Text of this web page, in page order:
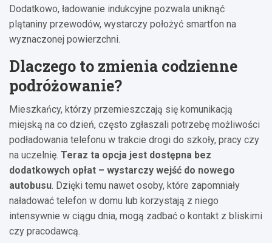
Dodatkowo, ładowanie indukcyjne pozwala uniknąć
plątaniny przewodów, wystarczy położyć smartfon na
wyznaczonej powierzchni.
Dlaczego to zmienia codzienne
podróżowanie?
Mieszkańcy, którzy przemieszczają się komunikacją
miejską na co dzień, często zgłaszali potrzebę możliwości
podładowania telefonu w trakcie drogi do szkoły, pracy czy
na uczelnię. Teraz ta opcja jest dostępna bez
dodatkowych opłat – wystarczy wejść do nowego
autobusu. Dzięki temu nawet osoby, które zapomniały
naładować telefon w domu lub korzystają z niego
intensywnie w ciągu dnia, mogą zadbać o kontakt z bliskimi
czy pracodawcą.